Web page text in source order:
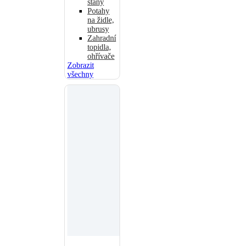
Potahy
na židle,
ubrusy
Zahradní
topidla,
ohřívače
Zobrazit
všechny